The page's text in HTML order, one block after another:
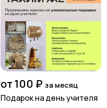
от 100 ₽ за месяц
Подарок на день учителя